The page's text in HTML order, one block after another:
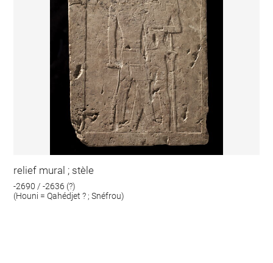
relief mural ; stèle
-2690 / -2636 (?)
(Houni = Qahédjet ? ; Snéfrou)